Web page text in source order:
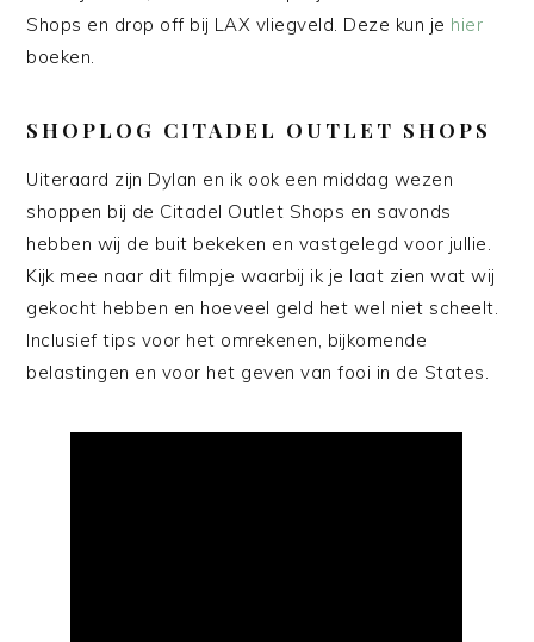
Shops en drop off bij LAX vliegveld. Deze kun je hier
boeken.
SHOPLOG CITADEL OUTLET SHOPS
Uiteraard zijn Dylan en ik ook een middag wezen
shoppen bij de Citadel Outlet Shops en savonds
hebben wij de buit bekeken en vastgelegd voor jullie.
Kijk mee naar dit filmpje waarbij ik je laat zien wat wij
gekocht hebben en hoeveel geld het wel niet scheelt.
Inclusief tips voor het omrekenen, bijkomende
belastingen en voor het geven van fooi in de States.